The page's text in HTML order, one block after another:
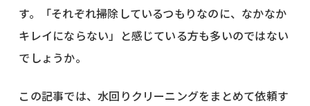
す。「それぞれ掃除しているつもりなのに、なかなか
キレイにならない」と感じている方も多いのではない
でしょうか。
この記事では、水回りクリーニングをまとめて依頼す